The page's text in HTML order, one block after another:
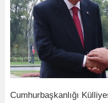
Cumhurbaşkanlığı